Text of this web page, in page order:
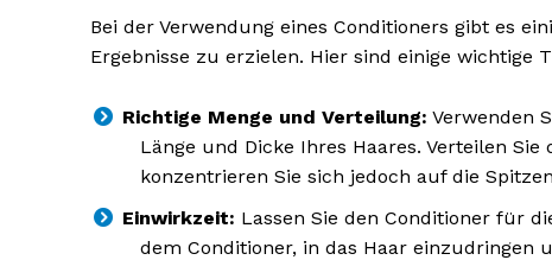
Bei der Verwendung eines Conditioners gibt es
Ergebnisse zu erzielen. Hier sind einige wichtige
Richtige Menge und Verteilung: Verwenden
Länge und Dicke Ihres Haares. Verteilen
konzentrieren Sie sich jedoch auf die
Einwirkzeit: Lassen Sie den Conditioner für
dem Conditioner, in das Haar einzudringen